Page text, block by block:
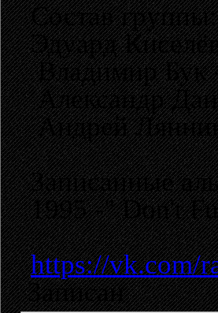
Состав
Эдуард
Владимир Бук
Александр
Андрей
Записанные
1995 -" Don't
https://vk.com/
Записан